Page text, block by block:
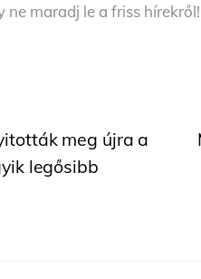
ne maradj le a friss hírekről!
meg újra a
legősibb